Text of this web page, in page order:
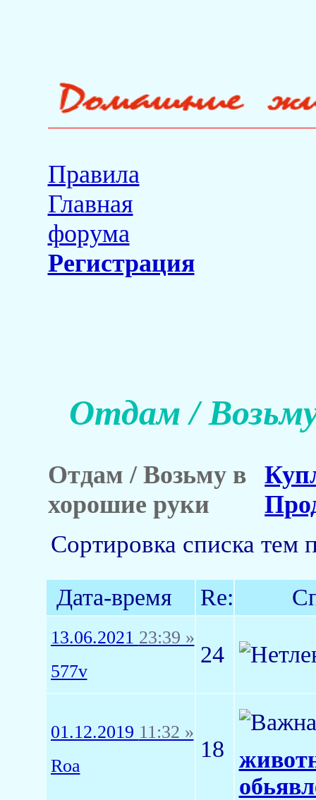
Правила
Главная
форума
Регистрация
Отдам /
Отдам / Возьму в
хорошие руки
Сортировка списка тем
Дата-время Re:
13.06.2021 23:39 »
577v
24
01.12.2019 11:32 »
Roa
18